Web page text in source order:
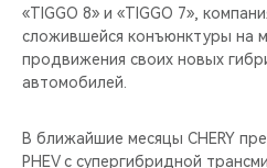
«TIGGO 8» и «TIGGO 7»,
сложившейся конъюнктуры на
продвижения своих новых
автомобилей.
В ближайшие месяцы CHERY
PHEV с супергибридной